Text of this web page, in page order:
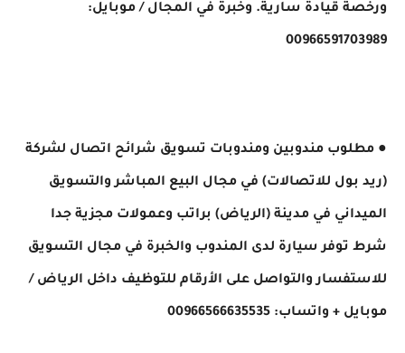
ورخصة قيادة سارية. وخبرة في المجال ​/ موبايل:
00966591703989
● مطلوب مندوبين ومندوبات تسويق شرائح اتصال لشركة
(ريد بول للاتصالات) في مجال البيع المباشر والتسويق
الميداني في مدينة (الرياض) براتب وعمولات مجزية جدا
شرط توفر سيارة لدى المندوب والخبرة في مجال التسويق
للاستفسار والتواصل على الأرقام للتوظيف داخل الرياض ​/
موبايل + واتساب: 00966566635535